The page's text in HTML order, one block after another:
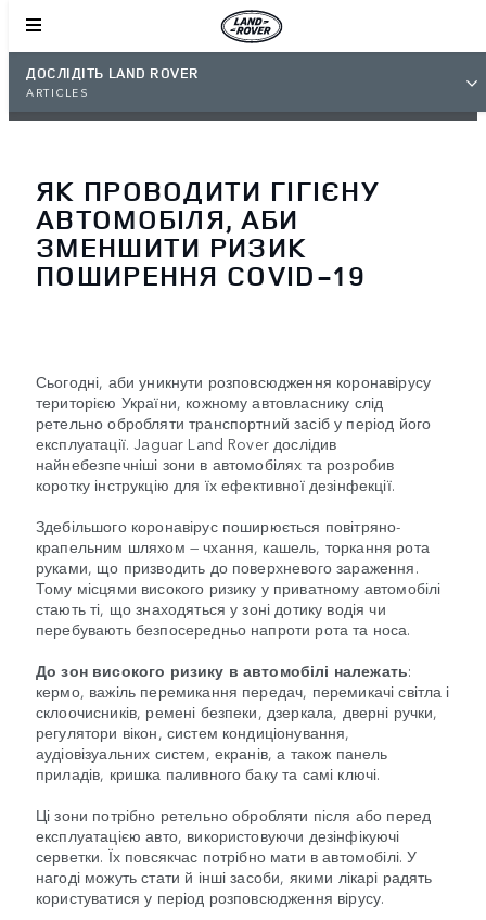
ДОСЛІДІТЬ LAND ROVER
ARTICLES
ЯК ПРОВОДИТИ ГІГІЄНУ
АВТОМОБІЛЯ, АБИ
ЗМЕНШИТИ РИЗИК
ПОШИРЕННЯ COVID-19
Сьогодні, аби уникнути розповсюдження коронавірусу
територією України, кожному автовласнику слід
ретельно обробляти транспортний засіб у період його
експлуатації. Jaguar Land Rover дослідив
найнебезпечніші зони в автомобілях та розробив
коротку інструкцію для їх ефективної дезінфекції.
Здебільшого коронавірус поширюється повітряно-
крапельним шляхом — чхання, кашель, торкання рота
руками, що призводить до поверхневого зараження.
Тому місцями високого ризику у приватному автомобілі
стають ті, що знаходяться у зоні дотику водія чи
перебувають безпосередньо напроти рота та носа.
До зон високого ризику в автомобілі належать:
кермо, важіль перемикання передач, перемикачі світла і
склоочисників, ремені безпеки, дзеркала, дверні ручки,
регулятори вікон, систем кондиціонування,
аудіовізуальних систем, екранів, а також панель
приладів, кришка паливного баку та самі ключі.
Ці зони потрібно ретельно обробляти після або перед
експлуатацією авто, використовуючи дезінфікуючі
серветки. Їх повсякчас потрібно мати в автомобілі. У
нагоді можуть стати й інші засоби, якими лікарі радять
користуватися у період розповсюдження вірусу.